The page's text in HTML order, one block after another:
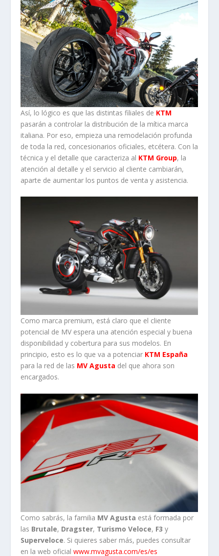
Así, lo lógico es que las distintas filiales de KTM
pasarán a controlar la distribución de la mítica marca
italiana. Por eso, empieza una remodelación profunda
de toda la red, concesionarios oficiales, etcétera. Con la
técnica y el detalle que caracteriza al KTM Group, la
atención al detalle y el servicio al cliente cambiarán,
aparte de aumentar los puntos de venta y asistencia.
Como marca premium, está claro que el cliente
potencial de MV espera una atención especial y buena
disponibilidad y cobertura para sus modelos. En
principio, esto es lo que va a potenciar KTM España
para la red de las MV Agusta del que ahora son
encargados.
Como sabrás, la familia MV Agusta está formada por
las Brutale, Dragster, Turismo Veloce, F3 y
Superveloce. Si quieres saber más, puedes consultar
en la web oficialwww.mvagusta.com/es/es